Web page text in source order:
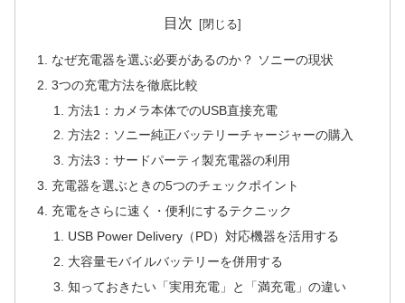
目次
なぜ充電器を選ぶ必要があるのか？ ソニーの現状
3つの充電方法を徹底比較
方法1：カメラ本体でのUSB直接充電
方法2：ソニー純正バッテリーチャージャーの購入
方法3：サードパーティ製充電器の利用
充電器を選ぶときの5つのチェックポイント
充電をさらに速く・便利にするテクニック
USB Power Delivery（PD）対応機器を活用する
大容量モバイルバッテリーを併用する
知っておきたい「実用充電」と「満充電」の違い